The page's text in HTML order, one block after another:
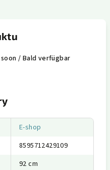
/ Bald verfügbar
E-shop
8595712429109
92 cm